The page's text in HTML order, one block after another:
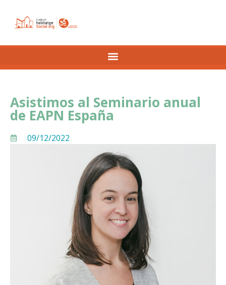
Asistimos al Seminario anual
de EAPN España
09/12/2022